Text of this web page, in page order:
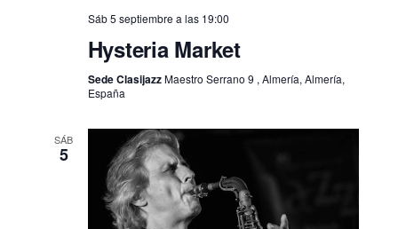
Sáb 5 septiembre a las 19:00
Hysteria Market
Sede ClasijazzMaestro Serrano 9 , Almería, Almería,
España
SÁB
5